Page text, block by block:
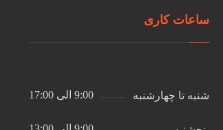
ساعات کاری
شنبه تا چهارشنبه 9:00 الی 17:00